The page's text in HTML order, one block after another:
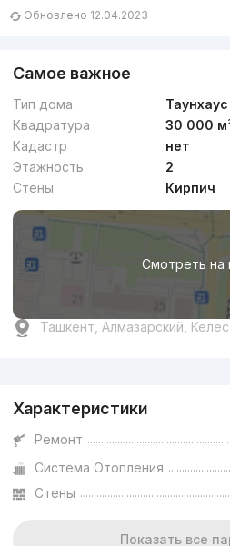
Обновлено 12.04.2023
Самое важное
Тип дома
Таунхаус
Квадратура
30 000
Кадастр
нет
Этажность
2
Стены
Кирпич
Смотреть на
Ташкент, Алмазарский,
Характеристики
Ремонт
Система Отопления
Стены
Показать все